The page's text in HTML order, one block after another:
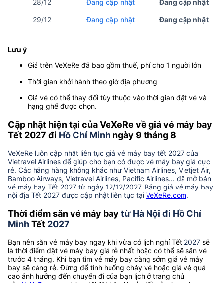
28/12 Đang cập nhật Đang cập nhật
29/12 Đang cập nhật Đang cập nhật
Lưu ý
Giá trên VeXeRe đã bao gồm thuế, phí cho 1 người lớn
Thời gian khởi hành theo giờ địa phương
Giá vé có thể thay đổi tùy thuộc vào thời gian đặt vé và
hạng ghế được chọn.
Cập nhật hiện tại của VeXeRe về giá vé máy bay
Tết 2027 đi Hồ Chí Minh ngày 9 tháng 8
VeXeRe luôn cập nhật liên tục giá vé máy bay tết 2027 của
Vietravel Airlines để giúp cho bạn có được vé máy bay giá cực
rẻ. Các hãng hàng không khác như Vietnam Airlines, Vietjet Air,
Bamboo Airways, Vietravel Airlines, Pacific Airlines... đã mở bán
vé máy bay Tết 2027 từ ngày 12/12/2027. Bảng giá vé máy bay
nội địa Tết 2027 được cập nhật liên tục tại VeXeRe.com.
Thời điểm săn vé máy bay từ Hà Nội đi Hồ Chí
MinhTết 2027
Bạn nên săn vé máy bay ngay khi vừa có lịch nghỉ Tết 2027 sẽ
là thời điểm đặt vé máy bay giá rẻ nhất hoặc có thể sẽ săn vé
trước 4 tháng. Khi bạn tìm vé máy bay càng sớm giá vé máy
bay sẽ càng rẻ. Đừng để tình huống cháy vé hoặc giá vé quá
cao ảnh hưởng đến chuyến đi của bạn lịch ở trang chủ